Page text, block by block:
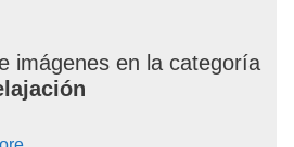
imágenes en la categoría